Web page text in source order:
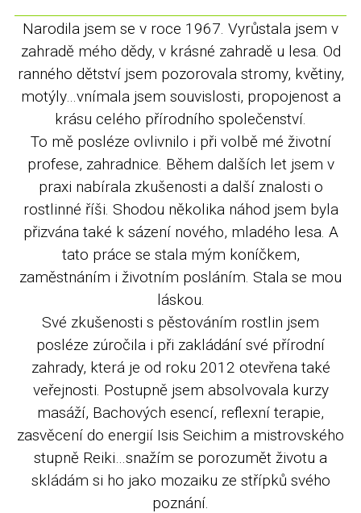
Narodila jsem se v roce 1967. Vyrůstala jsem v
zahradě mého dědy, v krásné zahradě u lesa. Od
ranného dětství jsem pozorovala stromy, květiny,
motýly…vnímala jsem souvislosti, propojenost a
krásu celého přírodního společenství.
To mě posléze ovlivnilo i při volbě mé životní
profese, zahradnice. Během dalších let jsem v
praxi nabírala zkušenosti a další znalosti o
rostlinné říši. Shodou několika náhod jsem byla
přizvána také k sázení nového, mladého lesa. A
tato práce se stala mým koníčkem,
zaměstnáním i životním posláním. Stala se mou
láskou.
Své zkušenosti s pěstováním rostlin jsem
posléze zúročila i při zakládání své přírodní
zahrady, která je od roku 2012 otevřena také
veřejnosti. Postupně jsem absolvovala kurzy
masáží, Bachových esencí, reflexní terapie,
zasvěcení do energií Isis Seichim a mistrovského
stupně Reiki…snažím se porozumět životu a
skládám si ho jako mozaiku ze střípků svého
poznání.